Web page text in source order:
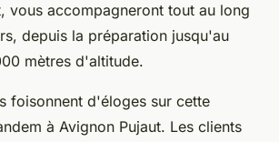
vous accompagneront tout au long
depuis la préparation jusqu'au
mètres d'altitude.
foisonnent d'éloges sur cette
à Avignon Pujaut. Les clients